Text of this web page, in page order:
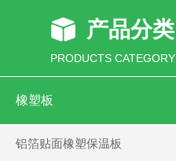
产品分类
PRODUCTS CATEGORY
橡塑板
铝箔贴面橡塑保温板